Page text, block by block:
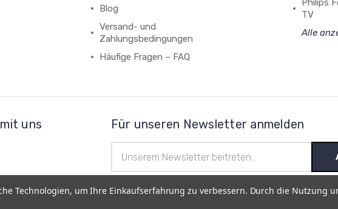
Blog
Versand- und
Zahlungsbedingungen
Häufige Fragen – FAQ
Philips
TV
Alle
uns Für unseren Newsletter anmelden
Mail-
Adresse
Technologien, um Ihre Einkaufserfahrung zu verbessern. Durch die Nutzung